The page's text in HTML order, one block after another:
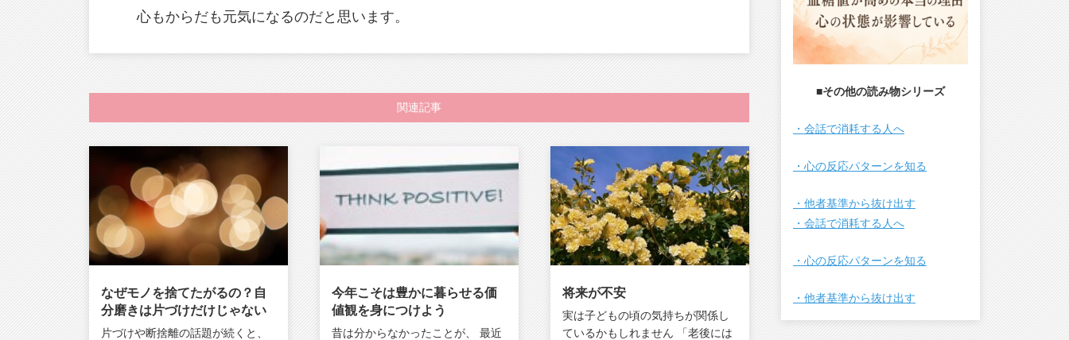
心もからだも元気になるのだと思います。
関連記事
なぜモノを捨てたがるの？自
分磨きは片づけだけじゃない
話し
片づけや断捨離の話題が続くと、
今年こそは豊かに暮らせる価
値観を身につけよう
昔は分からなかったことが、 最近
将来が不安
実は子どもの頃の気持ちが関係し
ているかもしれません 「老後には
■その他の読み物シリーズ
・会話で消耗する人へ
・心の反応パターンを知る
・他者基準から抜け出す
・会話で消耗する人へ
・心の反応パターンを知る
・他者基準から抜け出す